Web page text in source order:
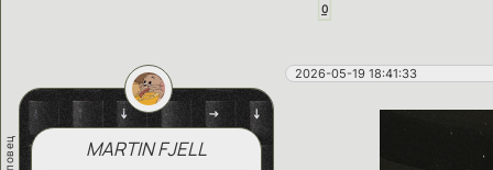
0
2026-05-19 18:41:33
MARTIN FJELL